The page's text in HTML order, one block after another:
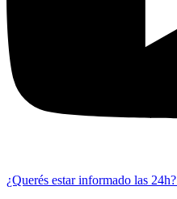
¿Querés estar informado las 24h?